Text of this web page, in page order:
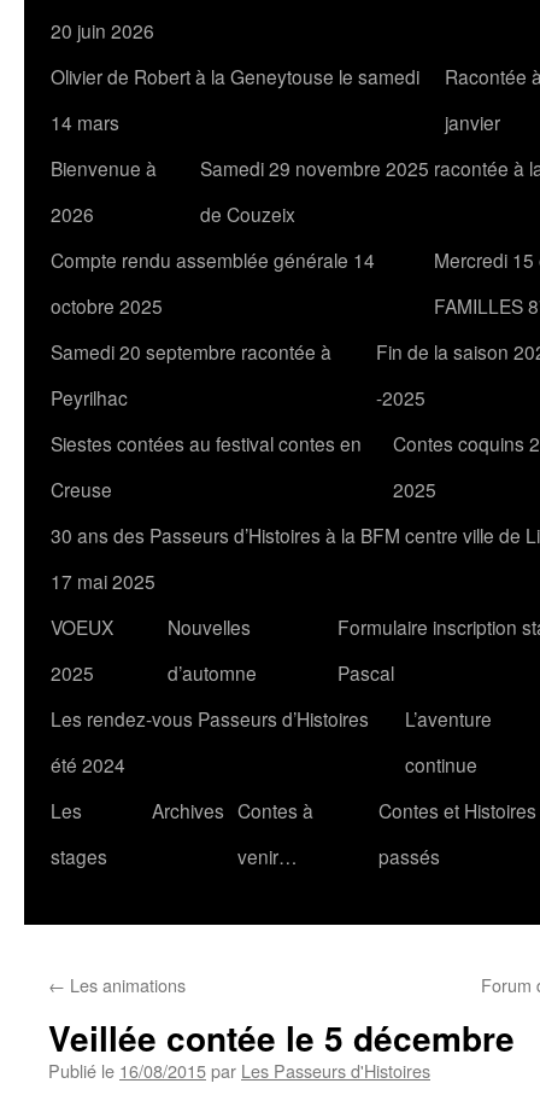
20 juin 2026
Olivier de Robert à la Geneytouse le samedi
14 mars
Racontée
janvier
Bienvenue à
2026
Samedi 29 novembre 2025 racontée à
de Couzeix
Compte rendu assemblée générale 14
octobre 2025
Mercredi
FAMILLES
Samedi 20 septembre racontée à
Peyrilhac
Fin de la saison
-2025
Siestes contées au festival contes en
Creuse
Contes coquins
2025
30 ans des Passeurs d’Histoires à la BFM centre ville de
17 mai 2025
VOEUX
2025
Nouvelles
d’automne
Formulaire inscription
Pascal
Les rendez-vous Passeurs d’Histoires
été 2024
L’aventure
continue
Les
stages
Archives Contes à
venir…
Contes et Histoires
passés
← Les animations Forum
Veillée contée le 5 décembre
Publié le 16/08/2015par Les Passeurs d'Histoires